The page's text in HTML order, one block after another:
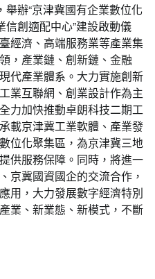
舉辦“京津冀國有企業數位化
信創適配中心”建設啟動儀
經濟、高端服務業等產業集
，產業鏈、創新鏈、金融
代產業體系。大力實施創新
業互聯網、創業設計作為主
力加快推動卓朗科技二期工
載京津冀工業軟體、產業發
位化聚集區，為京津冀三地
供服務保障。同時，將進一
京冀國資國企的交流合作，
用，大力發展數字經濟特別
業、新業態、新模式，不斷